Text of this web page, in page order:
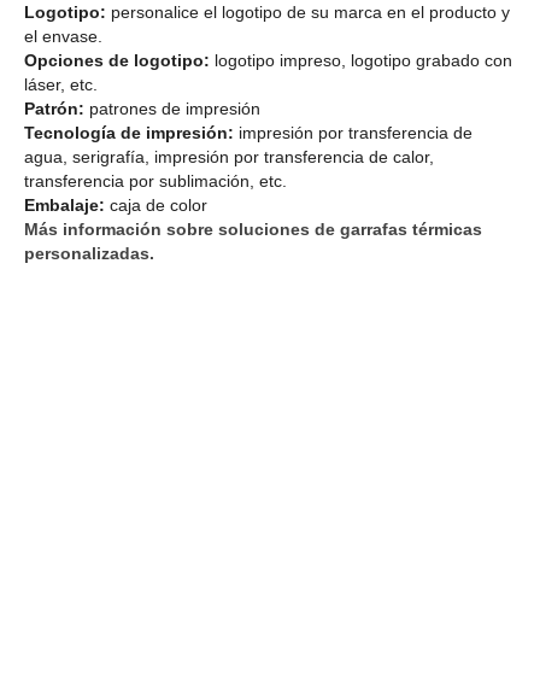
Logotipo: personalice el logotipo de su marca en el producto y
el envase.
Opciones de logotipo: logotipo impreso, logotipo grabado con
láser, etc.
Patrón: patrones de impresión
Tecnología de impresión: impresión por transferencia de
agua, serigrafía, impresión por transferencia de calor,
transferencia por sublimación, etc.
Embalaje: caja de color
Más información sobre soluciones de garrafas térmicas
personalizadas.